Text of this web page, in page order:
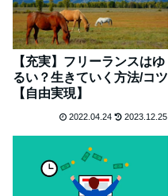
【充実】フリーランスはゆ
るい？生きていく方法/コツ
【自由実現】
2022.04.24 2023.12.25